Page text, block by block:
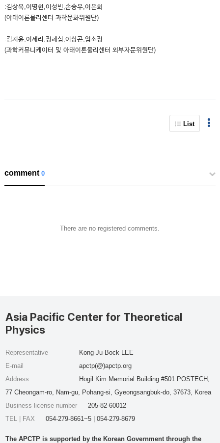
:김상욱,이명현,이성빈,손승우,이은희
(아태이론물리센터 과학문화위원단)
:김지윤,이세리,정혜심,이상곤,임소정
(과학커뮤니케이터 및 아태이론물리센터 외부자문위원단)
List
comment0
There are no registered comments.
Asia Pacific Center for Theoretical
Physics
Representative
Kong-Ju-Bock LEE
E-mail
apctp(@)apctp.org
Address
Hogil Kim Memorial Building #501 POSTECH,
77 Cheongam-ro, Nam-gu, Pohang-si, Gyeongsangbuk-do, 37673, Korea
Business license number
205-82-60012
TEL | FAX
054-279-8661~5 | 054-279-8679
The APCTP is supported by the Korean Government through the